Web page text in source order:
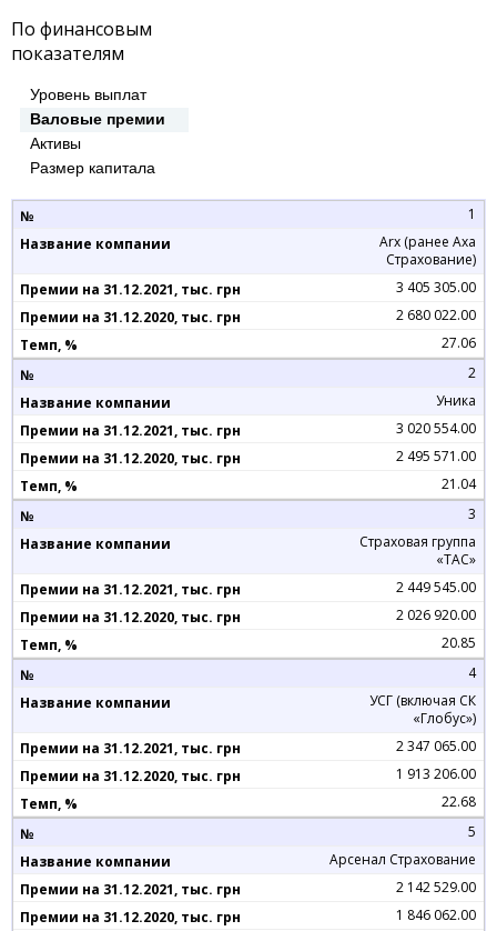
По финансовым
показателям
Уровень выплат
Валовые премии
Активы
Размер капитала
1
Arx (ранее Axa
Страхование)
3 405 305.00
2 680 022.00
27.06
2
Уника
3 020 554.00
2 495 571.00
21.04
3
Страховая группа
«ТАС»
2 449 545.00
2 026 920.00
20.85
4
УСГ (включая СК
«Глобус»)
2 347 065.00
1 913 206.00
22.68
5
Арсенал Страхование
2 142 529.00
1 846 062.00